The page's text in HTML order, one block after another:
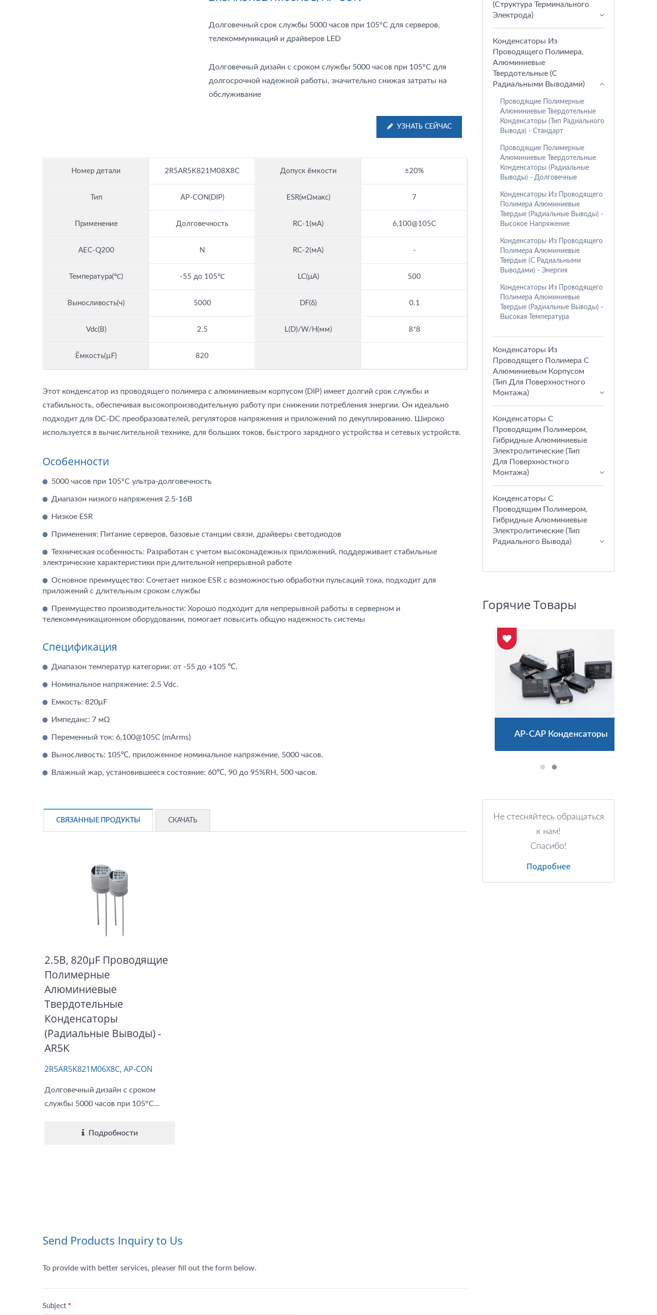
Долговечный срок службы 5000 часов при 105°C для серверов,
телекоммуникаций и драйверов LED
Долговечный дизайн с сроком службы 5000 часов при 105°C для
долгосрочной надежной работы, значительно снижая затраты на
обслуживание
УЗНАТЬ СЕЙЧАС
Номер детали 2R5AR5K821M08X8C Допуск ёмкости ±20%
Тип AP-CON(DIP) ESR(мΩмакс) 7
Применение Долговечность RC-1(мА) 6,100@105C
AEC-Q200 N RC-2(мА) -
Температура(℃) -55 до 105℃ LC(μA) 500
Выносливость(ч) 5000 DF(δ) 0.1
Vdc(В) 2.5 L(D)/W/H(мм) 8*8
Ёмкость(µF) 820
Этот конденсатор из проводящего полимера с алюминиевым корпусом (DIP) имеет долгий срок службы и
стабильность, обеспечивая высокопроизводительную работу при снижении потребления энергии. Он идеально
подходит для DC-DC преобразователей, регуляторов напряжения и приложений по декуплированию. Широко
используется в вычислительной технике, для больших токов, быстрого зарядного устройства и сетевых устройств.
Особенности
5000 часов при 105°C ультра-долговечность
Диапазон низкого напряжения 2.5-16В
Низкое ESR
Применения: Питание серверов, базовые станции связи, драйверы светодиодов
Техническая особенность: Разработан с учетом высоконадежных приложений, поддерживает стабильные
электрические характеристики при длительной непрерывной работе
Основное преимущество: Сочетает низкое ESR с возможностью обработки пульсаций тока, подходит для
приложений с длительным сроком службы
Преимущество производительности: Хорошо подходит для непрерывной работы в серверном и
телекоммуникационном оборудовании, помогает повысить общую надежность системы
Спецификация
Диапазон температур категории: от -55 до +105 ℃.
Номинальное напряжение: 2.5 Vdc.
Емкость: 820μF
Импеданс: 7 мΩ
Переменный ток: 6,100@105C (mArms)
Выносливость: 105℃, приложенное номинальное напряжение, 5000 часов.
Влажный жар, установившееся состояние: 60℃, 90 до 95%RH, 500 часов.
СВЯЗАННЫЕ ПРОДУКТЫ СКАЧАТЬ
2.5В, 820μF Проводящие
Полимерные
Алюминиевые
Твердотельные
Конденсаторы
(радиальные Выводы) -
AR5K
2R5AR5K821M06X8C, AP-CON
Долговечный дизайн с сроком
службы 5000 часов при 105°C...
Подробности
(структура Терминального
Электрода)
Конденсаторы Из
Проводящего Полимера,
Алюминиевые
Твердотельные (с
Радиальными Выводами)
Проводящие Полимерные
Алюминиевые Твердотельные
Конденсаторы (тип Радиального
Вывода) - Стандарт
Проводящие Полимерные
Алюминиевые Твердотельные
Конденсаторы (радиальные
Выводы) - Долговечные
Конденсаторы Из Проводящего
Полимера Алюминиевые
Твердые (радиальные Выводы) -
Высокое Напряжение
Конденсаторы Из Проводящего
Полимера Алюминиевые
Твердые (с Радиальными
Выводами) - Энергия
Конденсаторы Из Проводящего
Полимера Алюминиевые
Твердые (радиальные Выводы) -
Высокая Температура
Конденсаторы Из
Проводящего Полимера С
Алюминиевым Корпусом
(тип Для Поверхностного
Монтажа)
Конденсаторы С
Проводящим Полимером,
Гибридные Алюминиевые
Электролитические (тип
Для Поверхностного
Монтажа)
Конденсаторы С
Проводящим Полимером,
Гибридные Алюминиевые
Электролитические (тип
Радиального Вывода)
Горячие Товары
Гибридные Конденсаторы AP-CAP Конденсаторы
Не стесняйтесь обращаться
к нам!
Спасибо!
Подробнее